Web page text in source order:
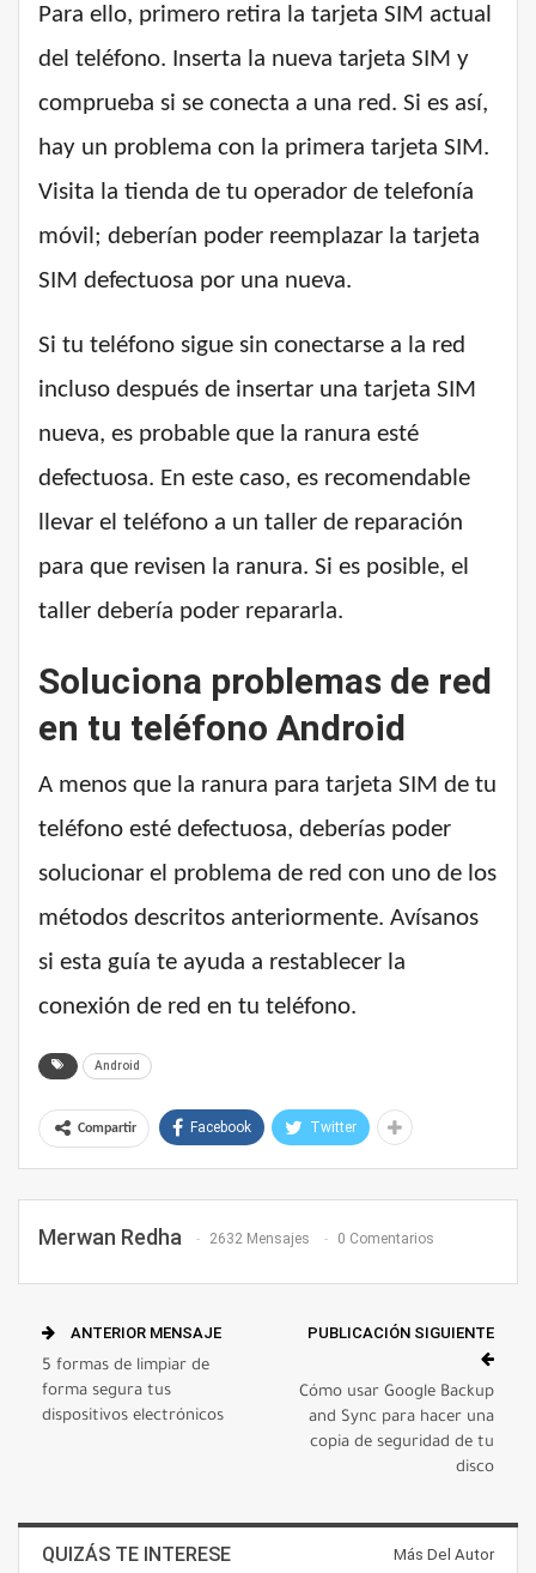
Para ello, primero retira la tarjeta SIM actual
del teléfono. Inserta la nueva tarjeta SIM y
comprueba si se conecta a una red. Si es así,
hay un problema con la primera tarjeta SIM.
Visita la tienda de tu operador de telefonía
móvil; deberían poder reemplazar la tarjeta
SIM defectuosa por una nueva.
Si tu teléfono sigue sin conectarse a la red
incluso después de insertar una tarjeta SIM
nueva, es probable que la ranura esté
defectuosa. En este caso, es recomendable
llevar el teléfono a un taller de reparación
para que revisen la ranura. Si es posible, el
taller debería poder repararla.
Soluciona problemas de red
en tu teléfono Android
A menos que la ranura para tarjeta SIM de tu
teléfono esté defectuosa, deberías poder
solucionar el problema de red con uno de los
métodos descritos anteriormente. Avísanos
si esta guía te ayuda a restablecer la
conexión de red en tu teléfono.
Android
Compartir Facebook Twitter
Merwan Redha 2632 Mensajes 0 Comentarios
ANTERIOR MENSAJE
5 formas de limpiar de
forma segura tus
dispositivos electrónicos
PUBLICACIÓN SIGUIENTE
Cómo usar Google Backup
and Sync para hacer una
copia de seguridad de tu
disco
QUIZÁS TE INTERESE Más Del Autor